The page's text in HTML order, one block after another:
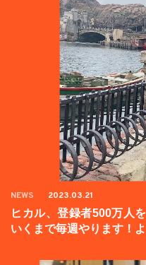
NEWS 2023.03.21
ヒカル、登録者500万人
いくまで毎週やります！